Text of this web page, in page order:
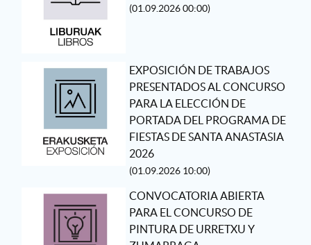
(01.09.2026 00:00)
EXPOSICIÓN DE TRABAJOS
PRESENTADOS AL CONCURSO
PARA LA ELECCIÓN DE
PORTADA DEL PROGRAMA DE
FIESTAS DE SANTA ANASTASIA
2026
(01.09.2026 10:00)
CONVOCATORIA ABIERTA
PARA EL CONCURSO DE
PINTURA DE URRETXU Y